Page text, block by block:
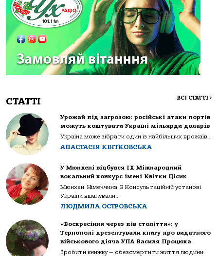
СТАТТІ ВСІ СТАТТІ >
Урожай під загрозою: російські атаки портів
можуть коштувати Україні мільярди доларів
Україна може зібрати один із найбільших врожаїв...
АНАСТАСІЯ КВІТКОВСЬКА
У Мюнхені відбувся IX Міжнародний
вокальний конкурс імені Квітки Цісик
Мюнхен. Німеччина. В Консультаційній установі
України вшанували...
ЛЮДМИЛА ОСТРОВСЬКА
«Воскресіння через пів століття»: у
Тернополі презентували книгу про видатного
військового діяча УПА Василя Процюка
Зробити книжку — обезсмертити життя людини